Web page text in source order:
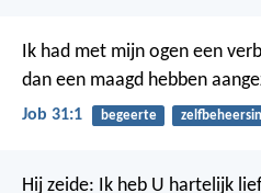
Ik had met mijn ogen een
dan een maagd hebben
Job 31:1 begeerte
Hij zeide: Ik heb U hartelijk